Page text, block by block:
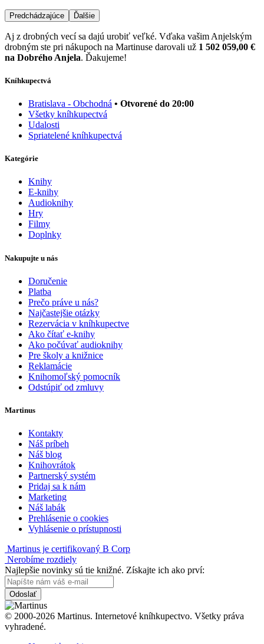
Predchádzajúce Ďalšie
Aj z drobných vecí sa dajú urobiť veľké. Vďaka vašim Anjelským
drobným ste pri nákupoch na Martinuse darovali už 1 502 059,00 €
na Dobrého Anjela. Ďakujeme!
Kníhkupectvá
Bratislava - Obchodná • Otvorené do 20:00
Všetky kníhkupectvá
Udalosti
Spriatelené kníhkupectvá
Kategórie
Knihy
E-knihy
Audioknihy
Hry
Filmy
Doplnky
Nakupujte u nás
Doručenie
Platba
Prečo práve u nás?
Najčastejšie otázky
Rezervácia v kníhkupectve
Ako čítať e-knihy
Ako počúvať audioknihy
Pre školy a knižnice
Reklamácie
Knihomoľský pomocník
Odstúpiť od zmluvy
Martinus
Kontakty
Náš príbeh
Náš blog
Knihovrátok
Partnerský systém
Pridaj sa k nám
Marketing
Náš labák
Prehlásenie o cookies
Vyhlásenie o prístupnosti
Martinus je certifikovaný B Corp
Nerobíme rozdiely
Najlepšie novinky sú tie knižné. Získajte ich ako prví:
Odoslať
© 2000-2026 Martinus. Internetové kníhkupectvo. Všetky práva
vyhradené.